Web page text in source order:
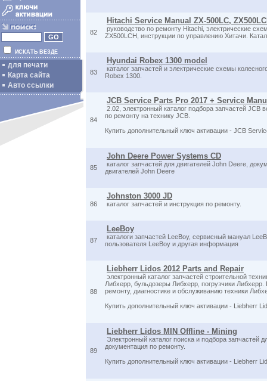
ИСКАТЬ ВЕЗДЕ
для печати
Карта сайта
Авто ссылки
82
Hitachi Service Manual ZX-500LC,
руководство по ремонту Hitachi, электрические
ZX500LCH, инструкции по управлению Хитачи.
83
Hyundai Robex 1300 model
каталог запчастей и электрические схемы
Robex 1300.
84
JCB Service Parts Pro 2017 + Service
2.02, электронный каталог подбора запчастей JCB
по ремонту на технику JCB.
Купить дополнительный ключ активации - JCB
85
John Deere Power Systems CD
каталог запчастей для двигателей John Deere,
двигателей John Deere
86
Johnston 3000 JD
каталог запчастей и инструкция по ремонту.
87
LeeBoy
каталоги запчастей LeeBoy, сервисный мануал
пользователя LeeBoy и другая информация
88
Liebherr Lidos 2012 Parts and Repair
электронный каталог запчастей строительной
Либхерр, бульдозеры Либхерр, погрузчики
ремонту, диагностике и обслуживанию техники
Купить дополнительный ключ активации - Liebherr
89
Liebherr Lidos MIN Offline - Mining
Электронный каталог поиска и подбора запчастей
документация по ремонту.
Купить дополнительный ключ активации - Liebherr